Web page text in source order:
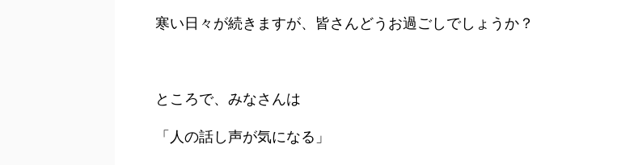
寒い日々が続きますが、皆さんどうお過ごしでしょうか？
ところで、みなさんは
「人の話し声が気になる」